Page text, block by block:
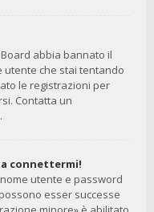
abbia bannato il
utente che stai tentando
le registrazioni per
Contatta un
connettermi!
utente e password
esser successe